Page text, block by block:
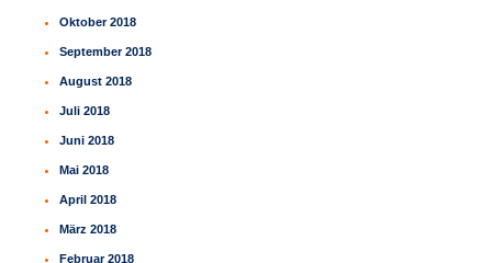
Oktober 2018
September 2018
August 2018
Juli 2018
Juni 2018
Mai 2018
April 2018
März 2018
Februar 2018